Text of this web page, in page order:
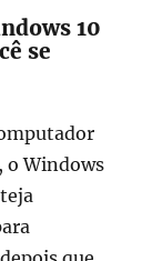
10
se
o Windows